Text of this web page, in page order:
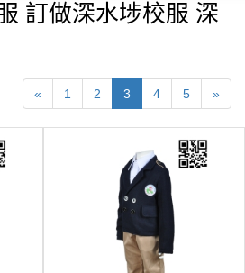
訂做深水埗校服 深
« 1 2 3 4 5 »